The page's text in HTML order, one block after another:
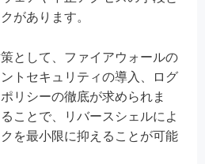
があります。
として、ファイアウォールの
トセキュリティの導入、ログ
リシーの徹底が求められま
ことで、リバースシェルによ
を最小限に抑えることが可能